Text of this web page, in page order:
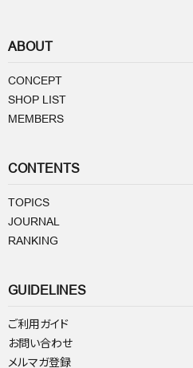
ABOUT
CONCEPT
SHOP LIST
MEMBERS
CONTENTS
TOPICS
JOURNAL
RANKING
GUIDELINES
ご利用ガイド
お問い合わせ
メルマガ登録